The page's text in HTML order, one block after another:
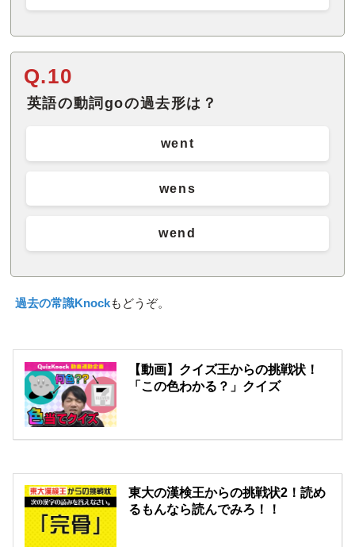
Q.10
英語の動詞goの過去形は？
went
wens
wend
過去の常識Knockもどうぞ。
【動画】クイズ王からの挑戦状！
「この色わかる？」クイズ
東大の漢検王からの挑戦状2！読め
るもんなら読んでみろ！！